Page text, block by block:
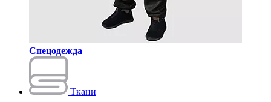
Спецодежда
Ткани